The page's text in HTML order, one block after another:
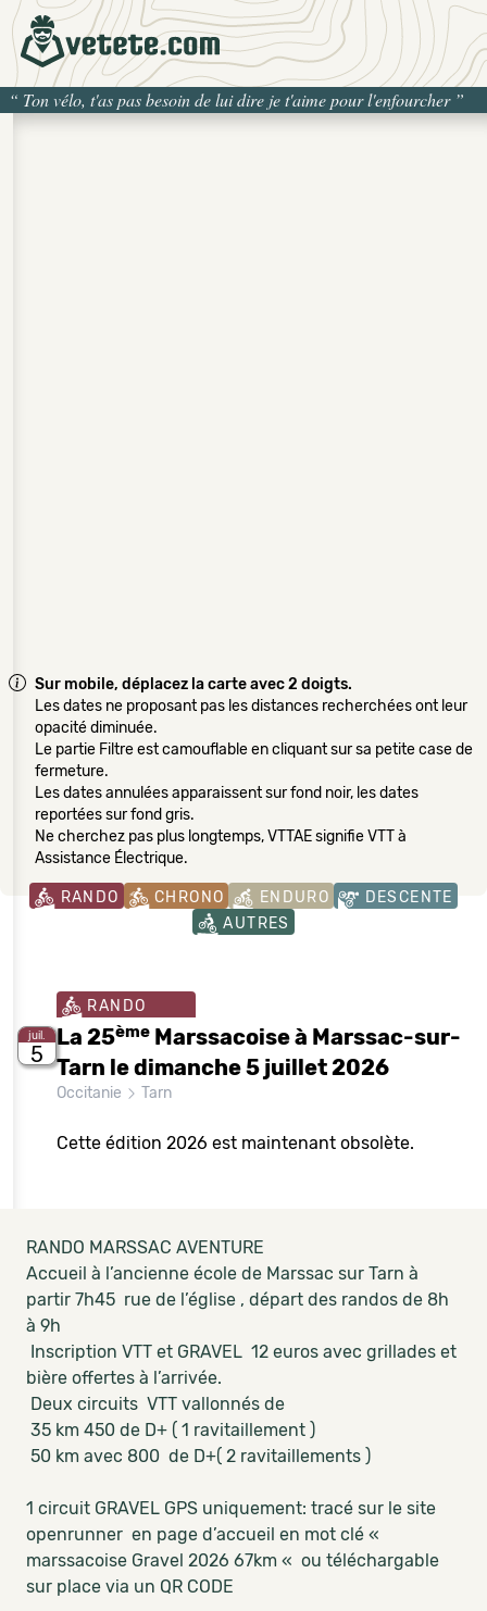
“ Ton vélo, t'as pas besoin de lui dire je t'aime pour l'enfourcher”
Sur mobile, déplacez la carte avec 2 doigts.
Les dates ne proposant pas les distances recherchées ont leur
opacité diminuée.
Le partie Filtre est camouflable en cliquant sur sa petite case de
fermeture.
Les dates annulées apparaissent sur fond noir, les dates
reportées sur fond gris.
Ne cherchez pas plus longtemps, VTTAE signifie VTT à
Assistance Électrique.
RANDO CHRONO ENDURO
DESCENTE
AUTRES
juil.
5
RANDO
La 25ème Marssacoise à Marssac-sur-
Tarn le dimanche 5 juillet 2026
Occitanie Tarn
Cette édition 2026 est maintenant obsolète.
RANDO MARSSAC AVENTURE
Accueil à l’ancienne école de Marssac sur Tarn à
partir 7h45 rue de l’église , départ des randos de 8h
à 9h
Inscription VTT et GRAVEL 12 euros avec grillades et
bière offertes à l’arrivée.
Deux circuits VTT vallonnés de
35 km 450 de D+ ( 1 ravitaillement )
50 km avec 800 de D+( 2 ravitaillements )
1 circuit GRAVEL GPS uniquement: tracé sur le site
openrunner en page d’accueil en mot clé «
marssacoise Gravel 2026 67km « ou téléchargable
sur place via un QR CODE